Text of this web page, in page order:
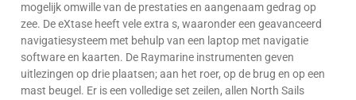
mogelijk omwille van de prestaties en aangenaam gedrag op
zee. De eXtase heeft vele extra s, waaronder een geavanceerd
navigatiesysteem met behulp van een laptop met navigatie
software en kaarten. De Raymarine instrumenten geven
uitlezingen op drie plaatsen; aan het roer, op de brug en op een
mast beugel. Er is een volledige set zeilen, allen North Sails